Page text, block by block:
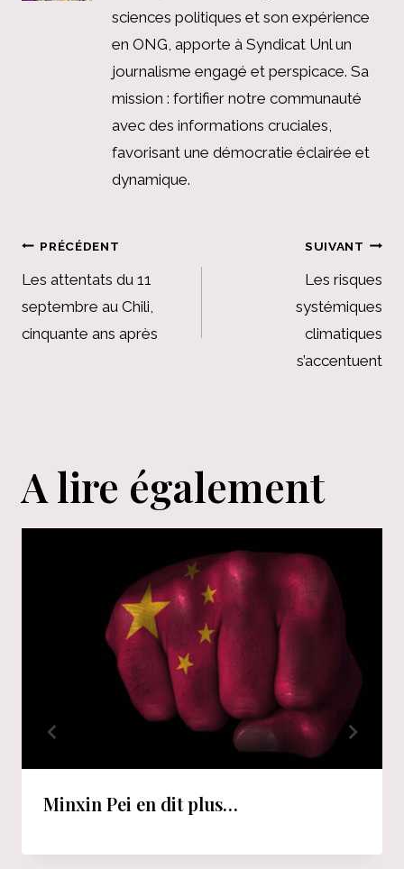
sciences politiques et son expérience
en ONG, apporte à Syndicat Unl un
journalisme engagé et perspicace. Sa
mission : fortifier notre communauté
avec des informations cruciales,
favorisant une démocratie éclairée et
dynamique.
Navigation
de
l’article
PRÉCÉDENT
Les attentats du 11
septembre au Chili,
cinquante ans après
SUIVANT
Les risques
systémiques
climatiques
s’accentuent
A lire également
Minxin Pei en dit plus…